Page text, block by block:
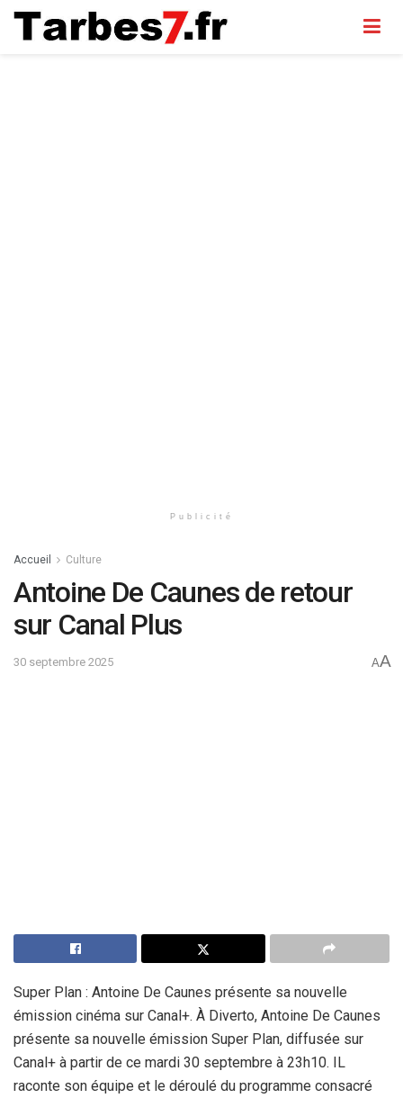
Publicité
Accueil Culture
Antoine De Caunes de retour
sur Canal Plus
30 septembre 2025 AA
Super Plan : Antoine De Caunes présente sa nouvelle
émission cinéma sur Canal+. À Diverto, Antoine De Caunes
présente sa nouvelle émission Super Plan, diffusée sur
Canal+ à partir de ce mardi 30 septembre à 23h10. IL
raconte son équipe et le déroulé du programme consacré